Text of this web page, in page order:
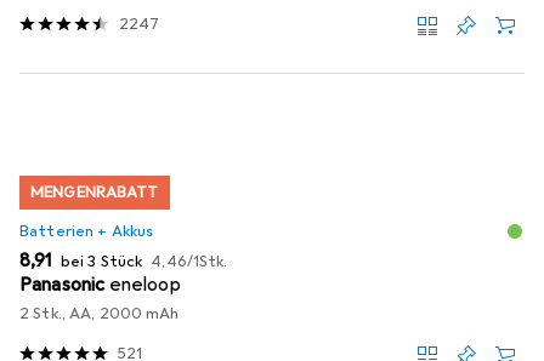
2247
MENGENRABATT
Batterien + Akkus
EUR
8,91 bei 3 Stück EUR
4,46/1Stk.
Panasonic eneloop
2 Stk., AA, 2000 mAh
521